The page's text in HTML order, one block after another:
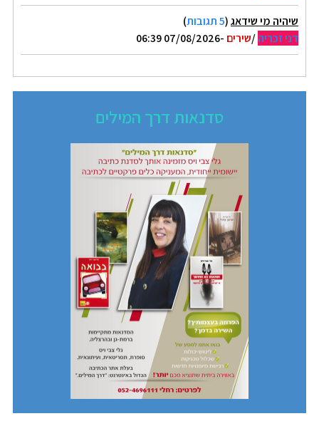
שיהיה מי שידאג(5 תגובות
)
דני זכריה/שירים -07/08/2026 06:39
סדנאות דרך המילים